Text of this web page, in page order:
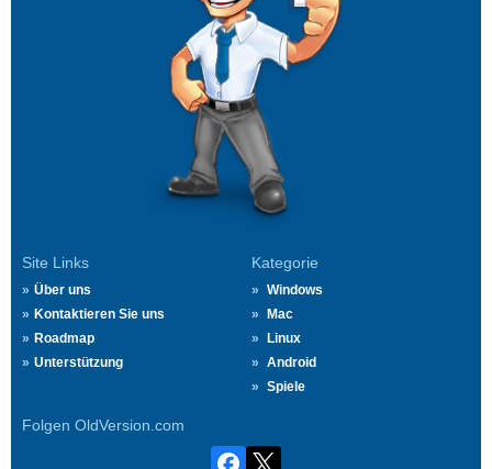
Site Links
Über uns
Kontaktieren Sie uns
Roadmap
Unterstützung
Kategorie
Windows
Mac
Linux
Android
Spiele
Folgen OldVersion.com